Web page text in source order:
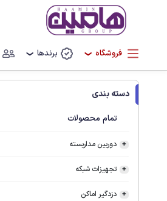
فروشگاه ❯ برندها ❯
دسته بندی
تمام محصولات
دوربین مداربسته
تجهیزات شبکه
دزدگیر اماکن